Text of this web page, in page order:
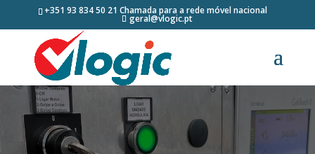
+351 93 834 50 21 Chamada para a rede móvel nacional
geral@vlogic.pt